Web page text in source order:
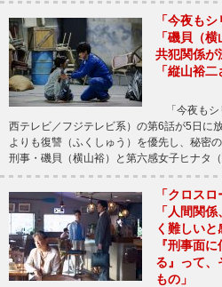
「今夜も
「磯貝（
共犯関係が
「縦山裕
「今夜もシ
西テレビ／フジテレビ系）の第6話が5日
よりも復讐（ふくしゅう）を優先し、秘密
刑事・磯貝（横山裕）と第六感女子ヒナタ
「クロス
「人間関
く難しい
『刑事面
る』って、
もの」